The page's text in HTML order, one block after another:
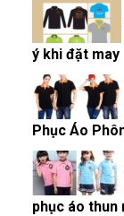
ý khi đặt may
Phục Áo
phục áo thun